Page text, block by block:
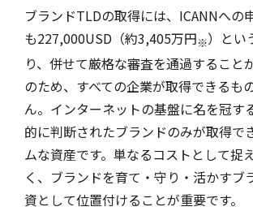
ブランドTLDの取得には、ICANNへの
も227,000USD（約3,405万円※）とい
り、併せて厳格な審査を通過すること
のため、すべての企業が取得できるも
ん。インターネットの基盤に名を冠す
的に判断されたブランドのみが取得で
ムな資産です。単なるコストとして捉
く、ブランドを育て・守り・活かすブ
資として位置付けることが重要です。